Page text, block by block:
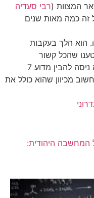
המצוות (רבי סעדיה
זה כמה מאות שנים
הוא הלך בעקבות
שהכל קשור
למספרים וליחסי המספרים. הוא ניסה להבין מדוע 7
דומיננטי ביהדות. הוא טוען ש10 חשוב מכיוון שהוא כולל את
המחשבה היהודית: